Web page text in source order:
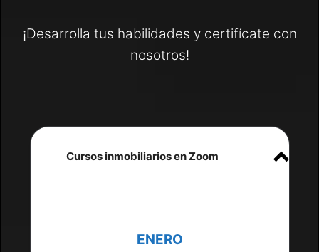
¡Desarrolla tus habilidades y certifícate con
nosotros!
Cursos inmobiliarios en Zoom
ENERO